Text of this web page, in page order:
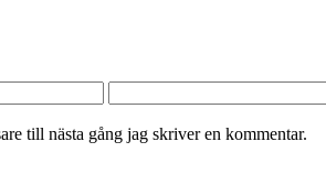
till nästa gång jag skriver en kommentar.